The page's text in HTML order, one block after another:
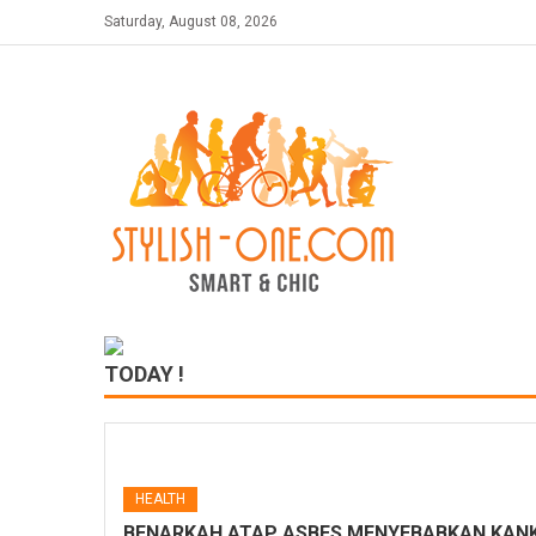
to
Saturday, August 08, 2026
TODAY !
HEALTH